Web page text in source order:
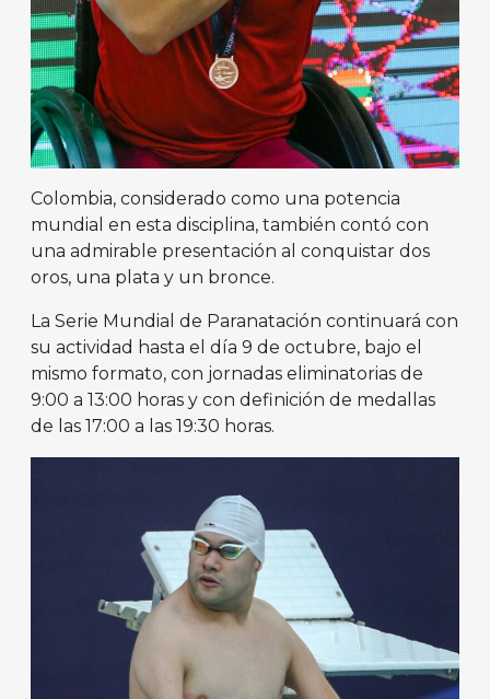
Colombia, considerado como una potencia
mundial en esta disciplina, también contó con
una admirable presentación al conquistar dos
oros, una plata y un bronce.
La Serie Mundial de Paranatación continuará con
su actividad hasta el día 9 de octubre, bajo el
mismo formato, con jornadas eliminatorias de
9:00 a 13:00 horas y con definición de medallas
de las 17:00 a las 19:30 horas.